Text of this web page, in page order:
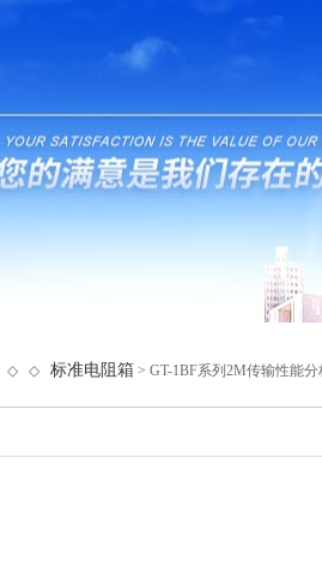
◇ ◇ 标准电阻箱 > GT-1BF系列2M传输性能分